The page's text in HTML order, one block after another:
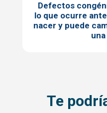
Defectos
lo que ocurre
nacer y puede
Te